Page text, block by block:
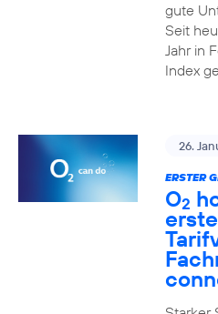
gute
Seit
Jahr in
Index
26.
ERSTER
O2